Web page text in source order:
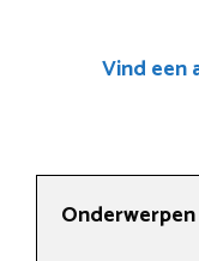
Vind een
Onderwerpen